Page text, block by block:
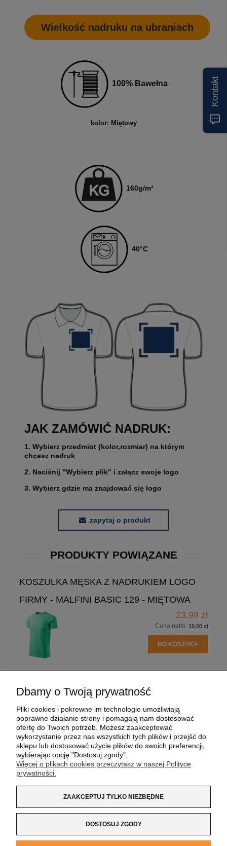
Wielkość nadruku na ubraniach
100% Bawełna
kolor: Miętowy
160g/m²
40°C
JAK ZAMÓWIĆ NADRUK:
1. Wybierz przedmiot (kolor,rozmiar) na którym
chcesz nadruk
2. Naciśnij "Wybierz plik" i załącz swoje logo
3. Wybierz gdzie ma znajdować się logo
zapytaj o produkt
PRODUKTY POWIĄZANE
KOSZULKA MĘSKA Z NADRUKIEM LOGO
FIRMY - MALFINI BASIC 129 - MIĘTOWA
23,99 zł
Cena netto: 19,50 zł
DO KOSZYKA
MOJE KONTO
PŁATNOŚCI I DOSTAWA
O NAS
Dbamy o Twoją prywatność
Pliki cookies i pokrewne im technologie umożliwiają
poprawne działanie strony i pomagają nam dostosować
ofertę do Twoich potrzeb. Możesz zaakceptować
wykorzystanie przez nas wszystkich tych plików i przejść do
sklepu lub dostosować użycie plików do swoich preferencji,
wybierając opcję "Dostosuj zgody".
Więcej o plikach cookies przeczytasz w naszej Polityce
prywatności.
ZAAKCEPTUJ TYLKO NIEZBĘDNE
DOSTOSUJ ZGODY
Kontakt